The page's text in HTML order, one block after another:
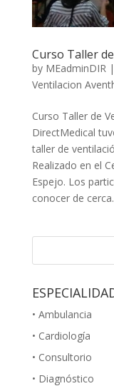
Curso Taller
by MEadminDIR |
Ventilacion
Curso Taller de
DirectMedical
taller de
Realizado en el
Espejo. Los
conocer de
• Ambulancia
• Cardiología
• Consultorio
• Diagnóstico